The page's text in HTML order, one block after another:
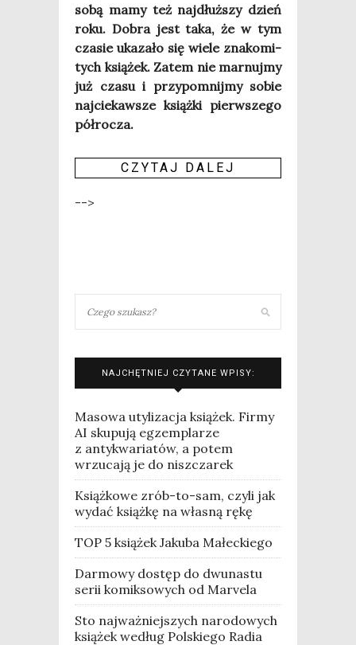
sobą mamy też naj­dłuż­szy dzień
roku. Dobra jest taka, że w tym
cza­sie uka­za­ło się wie­le zna­ko­mi­
tych ksią­żek. Zatem nie mar­nuj­my
już cza­su i przy­po­mnij­my sobie
naj­cie­kaw­sze książ­ki pierw­sze­go
półrocza.
CZY­TAJ DALEJ
-->
NAJCHĘTNIEJ CZYTANE WPISY:
Masowa utylizacja książek. Firmy
AI skupują egzemplarze
z antykwariatów, a potem
wrzucają je do niszczarek
Książkowe zrób-to-sam, czyli jak
wydać książkę na własną rękę
TOP 5 książek Jakuba Małeckiego
Darmowy dostęp do dwunastu
serii komiksowych od Marvela
Sto najważniejszych narodowych
książek według Polskiego Radia